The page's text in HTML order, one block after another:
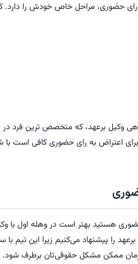
رای حضوری، مراحل خاص خودش را دارد.
وکیل برعهد، که متخصص ترین فرد
هستید بهتر است در وهله اول با
را پیشنهاد می‌کنیم زیرا این تیم
ممکن مشکل حقوقی‌تان برطرف شود.